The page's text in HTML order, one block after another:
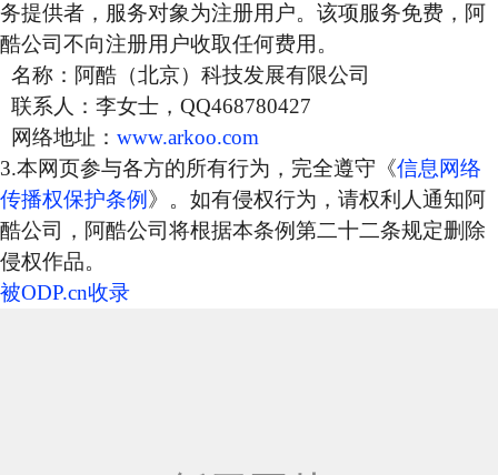
务提供者，服务对象为注册用户。该项服务免费，阿
酷公司不向注册用户收取任何费用。
名称：阿酷（北京）科技发展有限公司
联系人：李女士，QQ468780427
网络地址： www.arkoo.com
3.本网页参与各方的所有行为，完全遵守《信息网络
传播权保护条例 》。如有侵权行为，请权利人通知阿
酷公司，阿酷公司将根据本条例第二十二条规定删除
侵权作品。
被ODP.cn收录